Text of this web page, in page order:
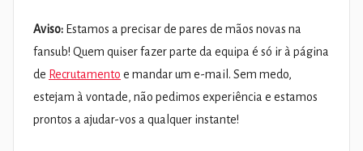
Aviso: Estamos a precisar de pares de mãos novas na
fansub! Quem quiser fazer parte da equipa é só ir à página
de Recrutamento e mandar um e-mail. Sem medo,
estejam à vontade, não pedimos experiência e estamos
prontos a ajudar-vos a qualquer instante!